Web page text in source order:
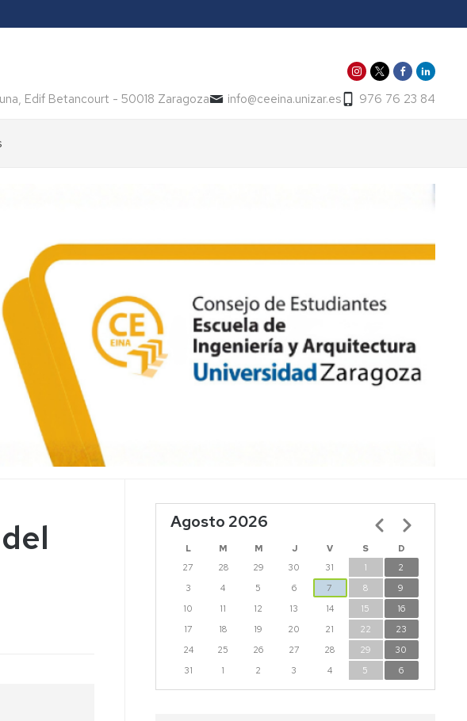
Edif Betancourt - 50018 Zaragoza info@ceeina.unizar.es 976 76 23 84
Agosto 2026
L M M J V S
D
27
28 29 30 31 1
2
3
4 5 6 7 8
9
10
11 12 13 14 15
16
17
18 19 20 21 22
23
24
25 26 27 28 29
30
31
1 2 3 4 5 6
Paginación